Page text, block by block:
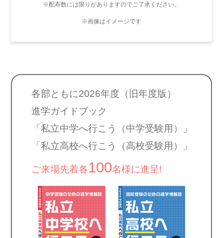
※配布数には限りがありますのでご了承ください。
※画像はイメージです
各部ともに2026年度（旧年度版）
進学ガイドブック
「私立中学へ行こう（中学受験用）」
「私立高校へ行こう（高校受験用）」
ご来場先着各100名様に進呈!